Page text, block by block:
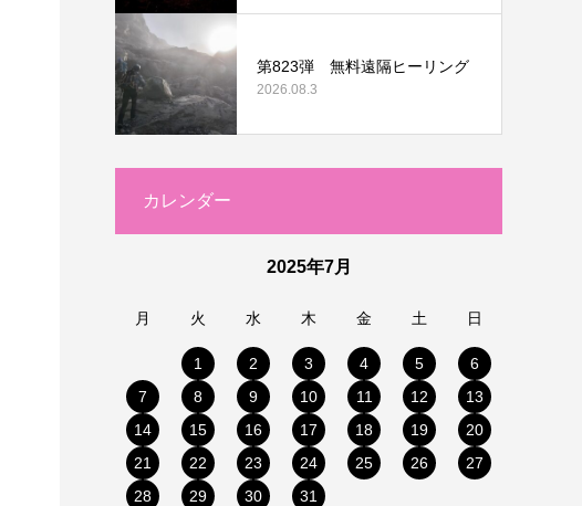
第823弾 無料遠隔ヒーリング
2026.08.3
カレンダー
2025年7月
月 火 水 木 金 土 日
1 2 3 4 5
6
7
8 9 10 11 12
13
14
15 16 17 18 19
20
21
22 23 24 25 26
27
28
29 30 31